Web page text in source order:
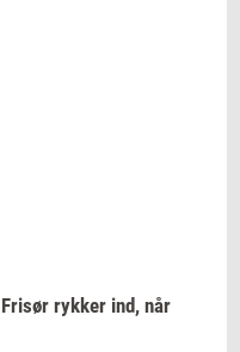
Fri­sør ryk­ker ind, når